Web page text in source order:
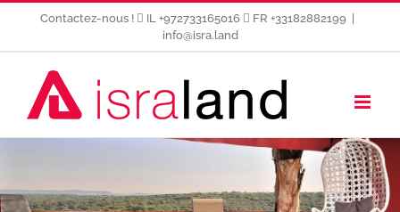
Contactez-nous ! IL +972733165016 FR +33182882199
info@isra.land